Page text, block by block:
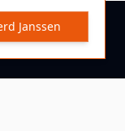
Janssen